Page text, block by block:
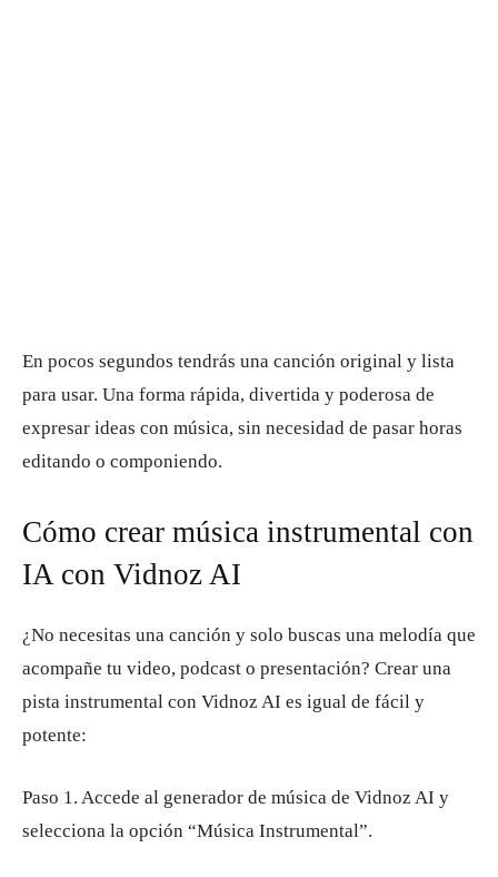
En pocos segundos tendrás una canción original y lista
para usar. Una forma rápida, divertida y poderosa de
expresar ideas con música, sin necesidad de pasar horas
editando o componiendo.
Cómo crear música instrumental con
IA con Vidnoz AI
¿No necesitas una canción y solo buscas una melodía que
acompañe tu video, podcast o presentación? Crear una
pista instrumental con Vidnoz AI es igual de fácil y
potente:
Paso 1. Accede al generador de música de Vidnoz AI y
selecciona la opción “Música Instrumental”.